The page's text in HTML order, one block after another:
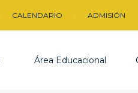
CALENDARIO ADMISIÓN
Área Educacional